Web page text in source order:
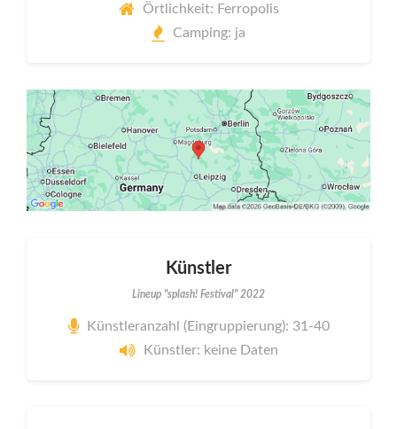
Örtlichkeit: Ferropolis
Camping: ja
Künstler
Lineup "splash! Festival" 2022
Künstleranzahl (Eingruppierung): 31-40
Künstler: keine Daten